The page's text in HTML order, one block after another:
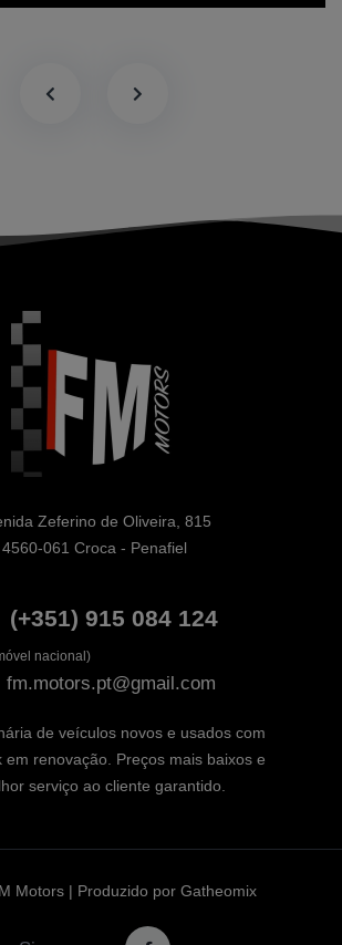
Zeferino de Oliveira, 815
4560-061 Croca - Penafiel
(+351) 915 084 124
nacional)
fm.motors.pt@gmail.com
de veículos novos e usados com
em renovação. Preços mais baixos e
serviço ao cliente garantido.
Motors | Produzido por Gatheomix